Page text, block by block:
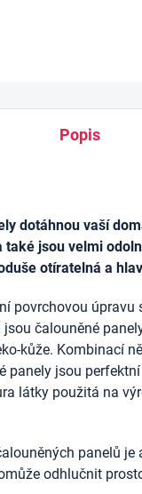
Popis
dotáhnou vaší
také jsou velmi
otíratelná a
povrchovou
jsou čalouněné
kůže. Kombinací
panely jsou
látky použitá na
panelů
odhlučnit